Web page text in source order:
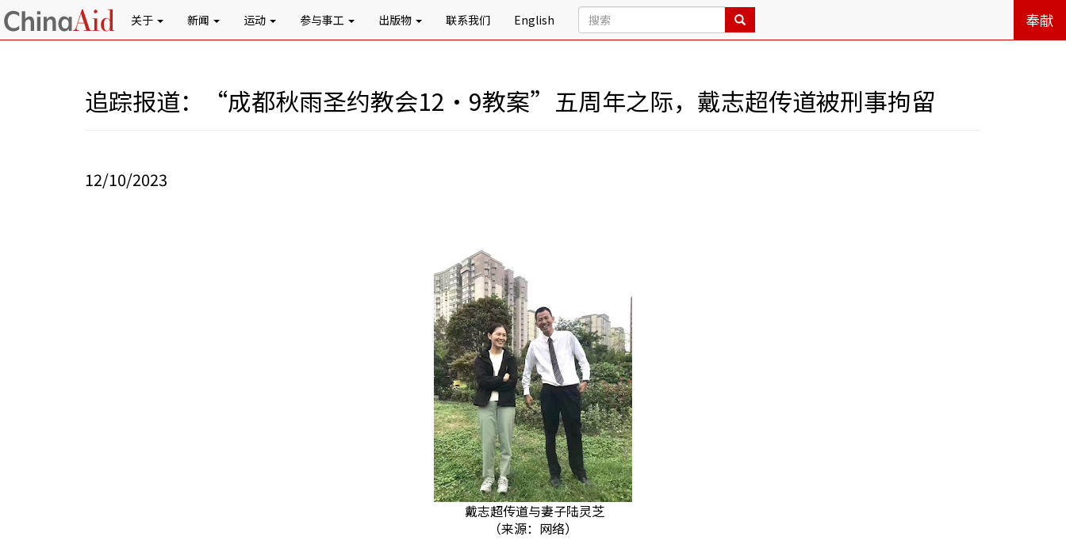
关于 新闻 运动 参与事工 出版物 联系我们 English 奉献
追踪报道：“成都秋雨圣约教会12·9教案”五周年之际，戴志超传道被刑事拘留
12/10/2023
戴志超传道与妻子陆灵芝
（来源：网络）